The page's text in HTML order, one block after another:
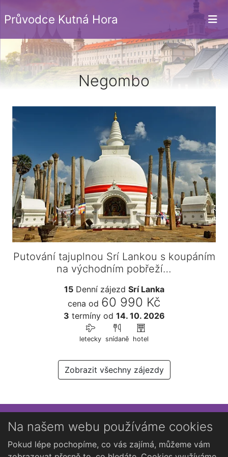
Průvodce Kutná Hora
Negombo
Putování tajuplnou Srí Lankou s koupáním
na východním pobřeží…
15Denní zájezd Srí Lanka
cena od 60 990 Kč
3 termínyod 14. 10. 2026
letecky snídaně hotel
Zobrazit všechny zájezdy
Přihlaste se k newsletteru
Chcete dostávat občasné novinky o Kutné Hoře?
Na našem webu používáme cookies
Pokud lépe pochopíme, co vás zajímá, můžeme vám